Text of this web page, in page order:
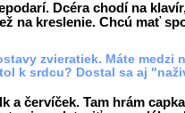
Dcéra chodí na
na kreslenie. Chcú mať
zvieratiek. Máte medzi
k srdcu? Dostal sa aj
a červíček. Tam hrám capka